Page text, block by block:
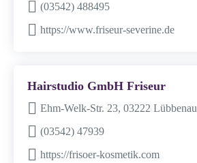
(03542) 488495
https://www.friseur-severine.de
Hairstudio GmbH Friseur
Ehm-Welk-Str. 23, 03222 Lübbenau
(03542) 47939
https://frisoer-kosmetik.com